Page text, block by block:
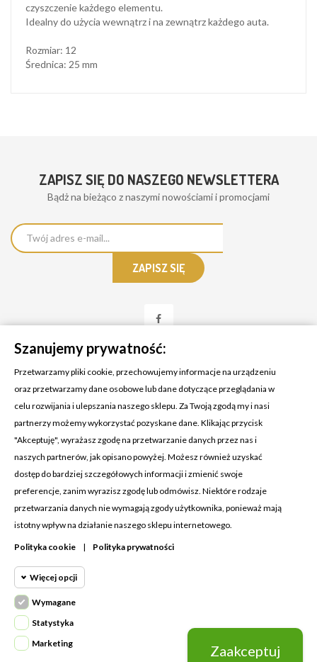
czyszczenie każdego elementu.
Idealny do użycia wewnątrz i na zewnątrz każdego auta.
Rozmiar: 12
Średnica: 25 mm
ZAPISZ SIĘ DO NASZEGO NEWSLETTERA
Bądż na bieżąco z naszymi nowościami i promocjami
KONTAKT Z NAMI
Adres:
Cosmetic4car
Budzisz 73A
39-200 Dębica
Dominik:
Klaudia: +48 730634730
MOJE KONTO
PRODUKTY
NASZA FIRMA
Szanujemy prywatność:
Przetwarzamy pliki cookie, przechowujemy informacje na urządzeniu
oraz przetwarzamy dane osobowe lub dane dotyczące przeglądania w
celu rozwijania i ulepszania naszego sklepu. Za Twoją zgodą my i nasi
partnerzy możemy wykorzystać pozyskane dane. Klikając przycisk
"Akceptuję", wyrażasz zgodę na przetwarzanie danych przez nas i
naszych partnerów, jak opisano powyżej. Możesz również uzyskać
dostęp do bardziej szczegółowych informacji i zmienić swoje
preferencje, zanim wyrazisz zgodę lub odmówisz. Niektóre rodzaje
przetwarzania danych nie wymagają zgody użytkownika, ponieważ mają
istotny wpływ na działanie naszego sklepu internetowego.
Polityka cookie | Polityka prywatności
Więcej opcji
Wymagane
Wymagane pliki cookie oraz cookie
HttpOnly. Pliki cookie wymagane do
Cookie
Wymagane
Statystyka
Marketing
Zaakceptuj